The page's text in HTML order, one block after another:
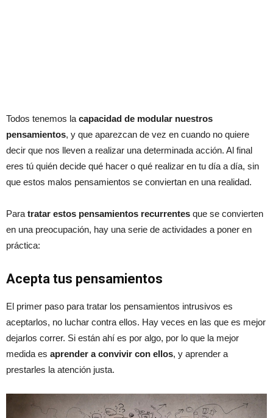
Todos tenemos la capacidad de modular nuestros
pensamientos, y que aparezcan de vez en cuando no quiere
decir que nos lleven a realizar una determinada acción. Al final
eres tú quién decide qué hacer o qué realizar en tu día a día, sin
que estos malos pensamientos se conviertan en una realidad.
Para tratar estos pensamientos recurrentes que se convierten
en una preocupación, hay una serie de actividades a poner en
práctica:
Acepta tus pensamientos
El primer paso para tratar los pensamientos intrusivos es
aceptarlos, no luchar contra ellos. Hay veces en las que es mejor
dejarlos correr. Si están ahí es por algo, por lo que la mejor
medida es aprender a convivir con ellos, y aprender a
prestarles la atención justa.